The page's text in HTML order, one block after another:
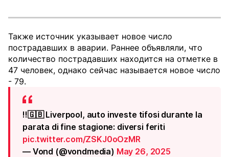
Также источник указывает новое число
пострадавших в аварии. Раннее объявляли, что
количество пострадавших находится на отметке в
47 человек, однако сейчас называется новое число
- 79.
‼️🇬🇧 Liverpool, auto investe tifosi durante la
parata di fine stagione: diversi feriti
pic.twitter.com/ZSKJ0oOzMR
— Vond (@vondmedia) May 26, 2025